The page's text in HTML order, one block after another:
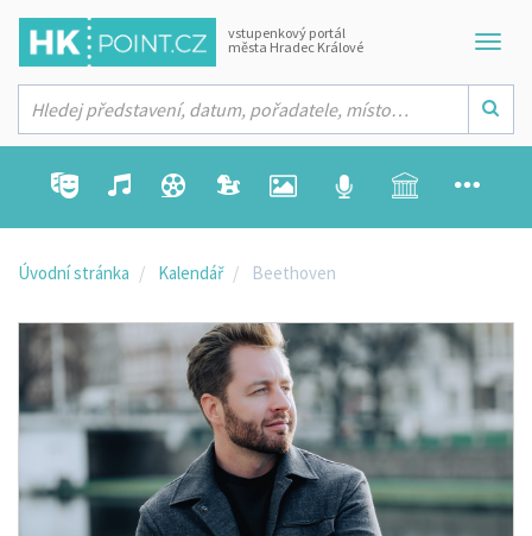
vstupenkový portál
města Hradec Králové
Úvodní stránka Kalendář Beethoven